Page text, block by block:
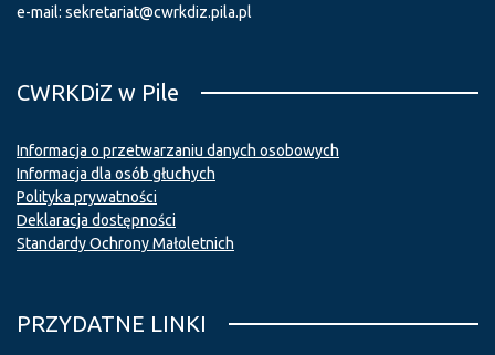
e-mail: sekretariat@cwrkdiz.pila.pl
CWRKDiZ w Pile
Informacja o przetwarzaniu danych osobowych
Informacja dla osób głuchych
Polityka prywatności
Deklaracja dostępności
Standardy Ochrony Małoletnich
PRZYDATNE LINKI